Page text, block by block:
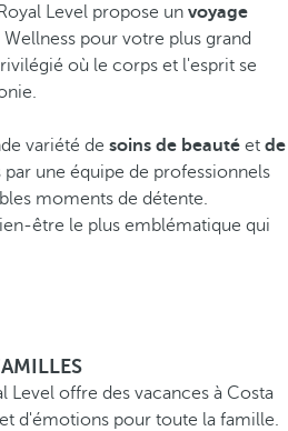
Level propose un voyage
Wellness pour votre plus grand
où le corps et l'esprit se
variété de soins de beauté et de
par une équipe de professionnels
moments de détente.
être le plus emblématique qui
Level offre des vacances à Costa
d'émotions pour toute la famille.